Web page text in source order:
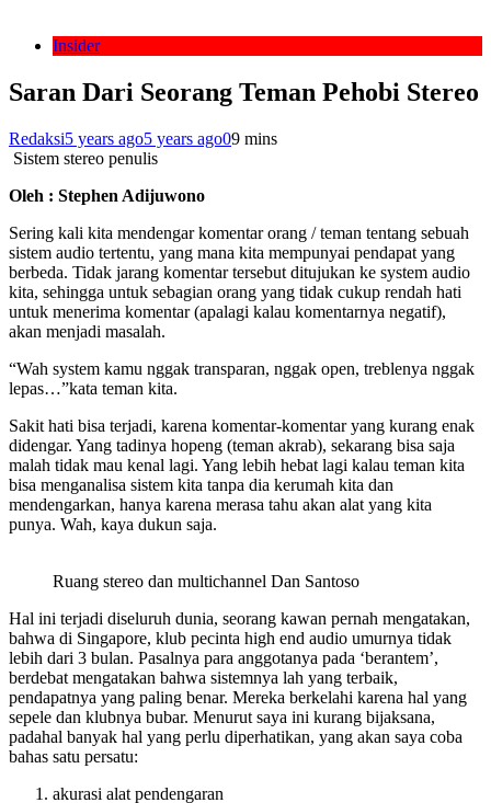
Insider
Saran Dari Seorang Teman Pehobi Stereo
Redaksi5 years ago5 years ago09 mins
Sistem stereo penulis
Oleh : Stephen Adijuwono
Sering kali kita mendengar komentar orang / teman tentang sebuah
sistem audio tertentu, yang mana kita mempunyai pendapat yang
berbeda. Tidak jarang komentar tersebut ditujukan ke system audio
kita, sehingga untuk sebagian orang yang tidak cukup rendah hati
untuk menerima komentar (apalagi kalau komentarnya negatif),
akan menjadi masalah.
“Wah system kamu nggak transparan, nggak open, treblenya nggak
lepas…”kata teman kita.
Sakit hati bisa terjadi, karena komentar-komentar yang kurang enak
didengar. Yang tadinya hopeng (teman akrab), sekarang bisa saja
malah tidak mau kenal lagi. Yang lebih hebat lagi kalau teman kita
bisa menganalisa sistem kita tanpa dia kerumah kita dan
mendengarkan, hanya karena merasa tahu akan alat yang kita
punya. Wah, kaya dukun saja.
Ruang stereo dan multichannel Dan Santoso
Hal ini terjadi diseluruh dunia, seorang kawan pernah mengatakan,
bahwa di Singapore, klub pecinta high end audio umurnya tidak
lebih dari 3 bulan. Pasalnya para anggotanya pada ‘berantem’,
berdebat mengatakan bahwa sistemnya lah yang terbaik,
pendapatnya yang paling benar. Mereka berkelahi karena hal yang
sepele dan klubnya bubar. Menurut saya ini kurang bijaksana,
padahal banyak hal yang perlu diperhatikan, yang akan saya coba
bahas satu persatu:
akurasi alat pendengaran